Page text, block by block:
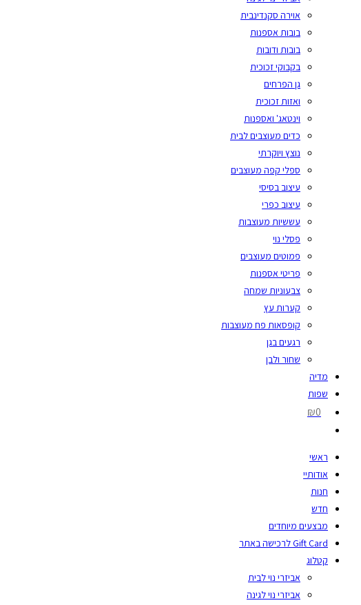
אוירה סקנדינבית
בובות אספנות
בובות ודובות
בקבוקי זכוכית
גן הפרחים
ואזות זכוכית
וינטאג' ואספנות
כדים מעוצבים לבית
נוצץ ויוקרתי
ספלי קפה מעוצבים
עיצוב בסיסי
עיצוב כפרי
עששיות מעוצבות
פסלי נוי
פמוטים מעוצבים
פריטי אספנות
צבעוניות שמחה
קערות עץ
קופסאות פח מעוצבות
רגעים בגן
שחור ולבן
מדיה
שפות
₪0
ראשי
אודותיי
חנות
חדש
מבצעים מיוחדים
Gift Card לרכישה באתר
קטלוג
אביזרי נוי לבית
אביזרי נוי לגינה